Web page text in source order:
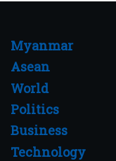
Myanmar
Asean
World
Politics
Business
Technology